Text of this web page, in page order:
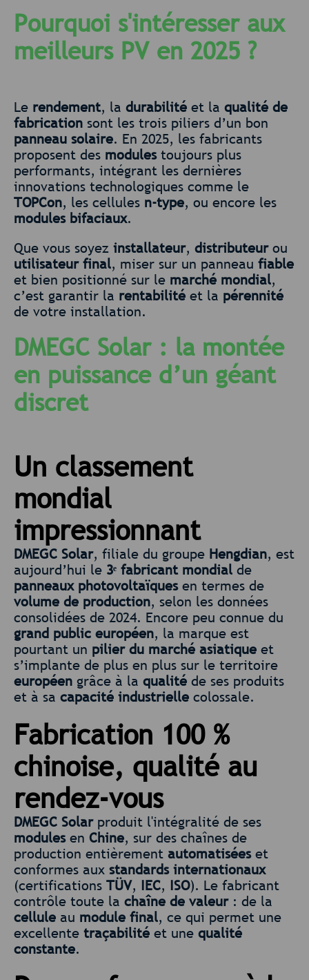
Pourquoi s'intéresser aux
meilleurs PV en 2025 ?
Le rendement, la durabilité et la qualité de
fabrication sont les trois piliers d’un bon
panneau solaire. En 2025, les fabricants
proposent des modulestoujours plus
performants, intégrant les dernières
innovations technologiques comme le
TOPCon, les cellules n-type, ou encore les
modules bifaciaux.
Que vous soyez installateur, distributeurou
utilisateur final, miser sur un panneau fiable
et bien positionné sur le marché mondial,
c’est garantir la rentabilité et la pérennité
de votre installation.
DMEGC Solar: la montée
en puissance d’un géant
discret
Un classement
mondial
impressionnant
DMEGC Solar, filiale du groupe Hengdian, est
aujourd’hui le 3ᵉ fabricant mondial de
panneaux photovoltaïquesen termes de
volume de production, selon les données
consolidées de 2024. Encore peu connue du
grand public européen, la marque est
pourtant un pilier du marché asiatique et
s’implante de plus en plus sur le territoire
européen grâce à la qualité de ses produits
et à sa capacité industrielle colossale.
Fabrication 100 %
chinoise, qualité au
rendez-vous
DMEGC Solarproduit l'intégralité de ses
modulesen Chine, sur des chaînes de
production entièrement automatiséeset
conformes aux standards internationaux
(certifications TÜV, IEC, ISO). Le fabricant
contrôle toute la chaîne de valeur: de la
cellule au module final, ce qui permet une
excellente traçabilité et une qualité
constante.